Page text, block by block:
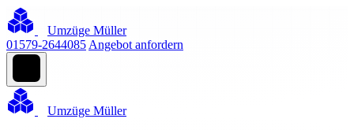
Umzüge Müller
01579-2644085 Angebot anfordern
Umzüge Müller